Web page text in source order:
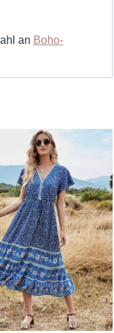
an Boho-